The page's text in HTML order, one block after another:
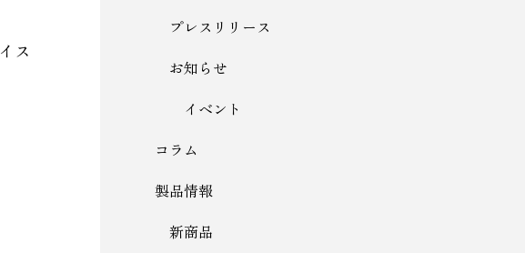
プレスリリース
お知らせ
イベント
コラム
製品情報
新商品